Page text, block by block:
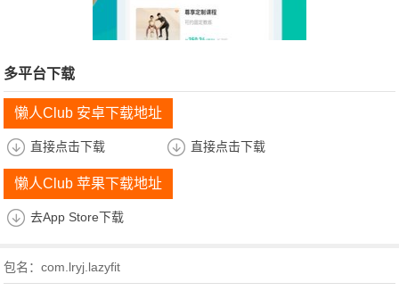
多平台下载
懒人Club 安卓下载地址
直接点击下载 直接点击下载
懒人Club 苹果下载地址
去App Store下载
包名：com.lryj.lazyfit